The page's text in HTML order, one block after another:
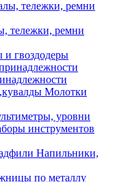
тележки, ремни
гвоздодеры
Молотки
уровни
инструментов
Напильники,
по металлу